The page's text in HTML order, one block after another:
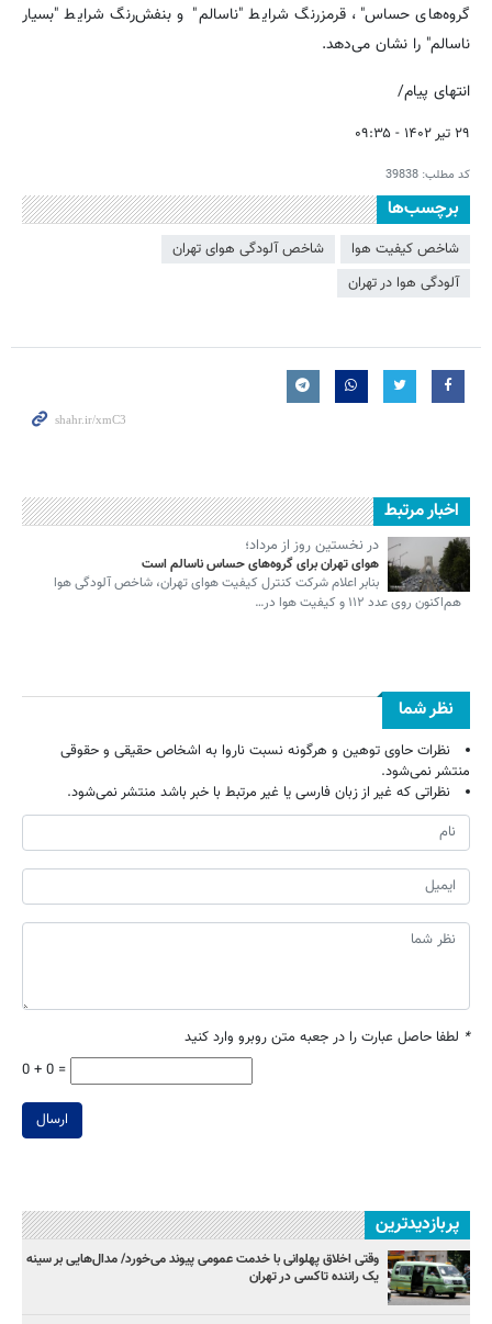
گروه‌های حساس"، قرمزرنگ شرایط "ناسالم" و بنفش‌رنگ شرایط "بسیار
ناسالم" را نشان می‌دهد.
انتهای پیام/
۲۹ تیر ۱۴۰۲ - ۰۹:۳۵
کد مطلب: 39838
برچسب‌ها
شاخص کیفیت هوا
شاخص آلودگی هوای تهران
آلودگی هوا در تهران
اخبار مرتبط
در نخستین روز از مرداد؛
هوای تهران برای گروه‌های حساس ناسالم است
بنابر اعلام شرکت کنترل کیفیت هوای تهران، شاخص آلودگی هوا
هم‌اکنون روی عدد ۱۱۲ و کیفیت هوا در…
نظر شما
نظرات حاوی توهین و هرگونه نسبت ناروا به اشخاص حقیقی و حقوقی
منتشر نمی‌شود.
نظراتی که غیر از زبان فارسی یا غیر مرتبط با خبر باشد منتشر نمی‌شود.
* لطفا حاصل عبارت را در جعبه متن روبرو وارد کنید
0 + 0 =
ارسال
پربازدیدترین
وقتی اخلاق پهلوانی با خدمت عمومی پیوند می‌خورد/ مدال‌هایی بر سینه
یک راننده تاکسی در تهران